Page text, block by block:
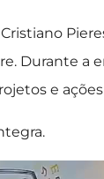
Durante a
e